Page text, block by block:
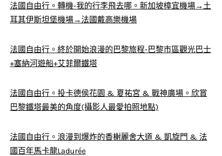
法國自由行。轉機-我的行李飛去哪。新加坡樟宜機場→土
耳其伊斯坦堡機場→法國戴高樂機場
法國自由行。終於開始浪漫的巴黎旅程-巴黎市區觀光巴士
+塞納河遊船+艾菲爾鐵塔
法國自由行。投卡德侯花園 & 夏祐宮 & 戰神廣場。欣賞
巴黎鐵塔最美的角度(攝影人最愛拍照地點)
法國自由行。浪漫到爆炸的香榭麗舍大道 & 凱旋門 & 法
國百年馬卡龍Ladurée